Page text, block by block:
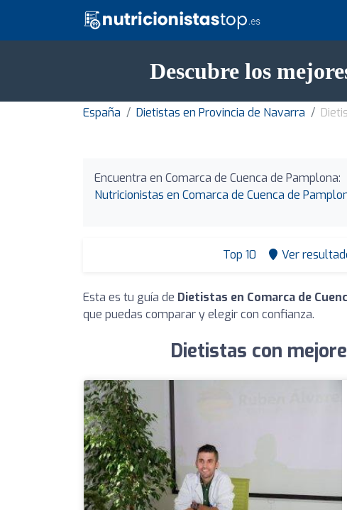
Descubre los
España Dietistas en Provincia de Navarra
Encuentra en Comarca de Cuenca de Pamplona:
Nutricionistas en Comarca de Cuenca de
Top 10 Ver
Esta es tu guía de Dietistas en Comarca de
que puedas comparar y elegir con confianza.
Dietistas con